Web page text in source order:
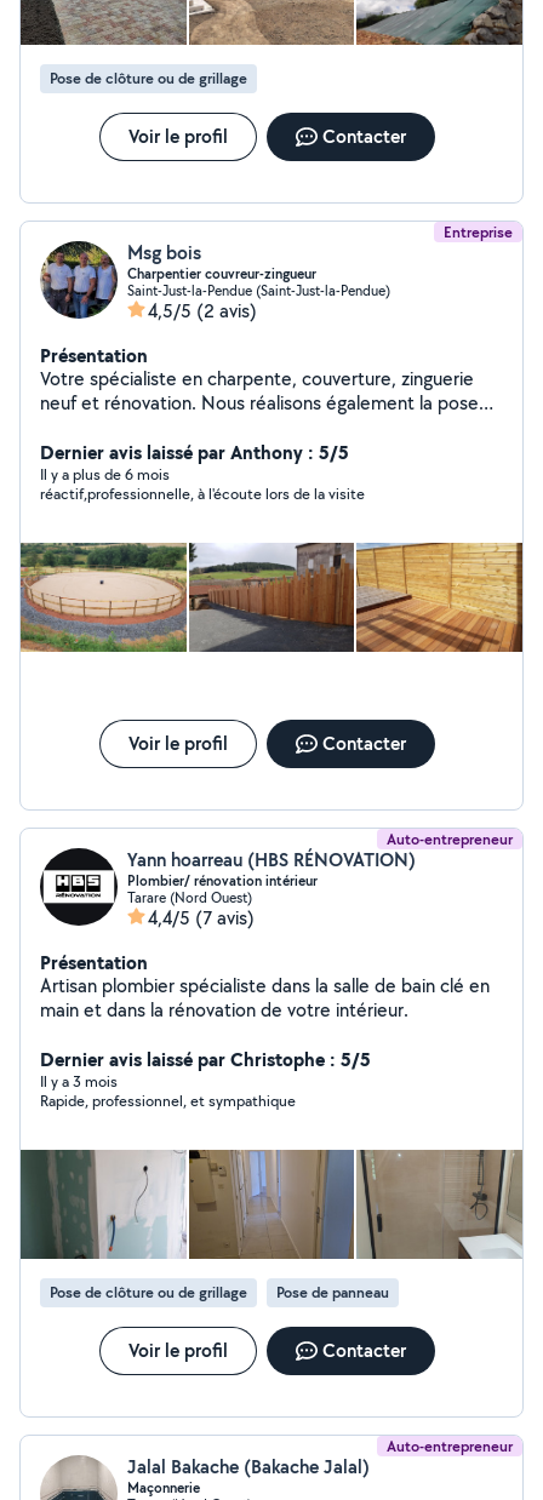
Pose de clôture ou de grillage
Voir le profil Contacter
Entreprise
Msg bois
Charpentier couvreur-zingueur
Saint-Just-la-Pendue (Saint-Just-la-Pendue)
4,5/5 (2 avis)
Présentation
Votre spécialiste en charpente, couverture, zinguerie
neuf et rénovation. Nous réalisons également la pose
Nous pouvons réaliser vos terrasses bois ( exotique ou
local) , clôture bois ou autoclave, tout type d abri (
voiture,chevaux, jardin, piscine. ) . Le bois est notre
Dernier avis laissé par Anthony : 5/5
Il y a plus de 6 mois
réactif,professionnelle, à l'écoute lors de la visite
Voir le profil Contacter
Auto-entrepreneur
Yann hoarreau (HBS RÉNOVATION)
Plombier/ rénovation intérieur
Tarare (Nord Ouest)
4,4/5 (7 avis)
Présentation
Artisan plombier spécialiste dans la salle de bain clé en
main et dans la rénovation de votre intérieur.
Dernier avis laissé par Christophe : 5/5
Il y a 3 mois
Rapide, professionnel, et sympathique
Pose de clôture ou de grillage Pose de panneau
Voir le profil Contacter
Auto-entrepreneur
Jalal Bakache (Bakache Jalal)
Maçonnerie